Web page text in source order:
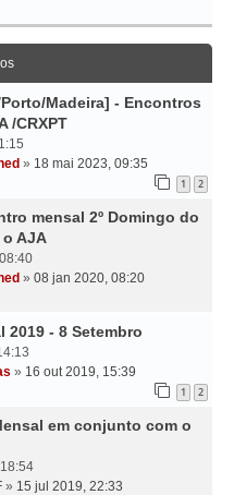
Madeira] - Encontros
/CRXPT
» 18 mai 2023, 09:35
1 2
mensal 2º Domingo do
AJA
» 08 jan 2020, 08:20
- 8 Setembro
» 16 out 2019, 15:39
1 2
em conjunto com o
» 15 jul 2019, 22:33